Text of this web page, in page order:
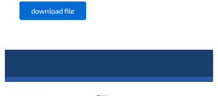
download file